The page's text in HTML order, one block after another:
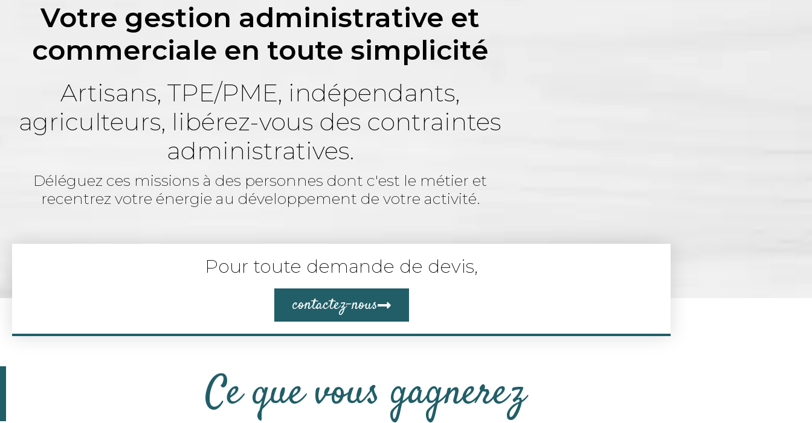
Votre gestion administrative et
commerciale en toute simplicité
Artisans, TPE/PME, indépendants,
agriculteurs, libérez-vous des contraintes
administratives.
Déléguez ces missions à des personnes dont c'est le métier et
recentrez votre énergie au développement de votre activité.
Pour toute demande de devis,
contactez-nous
Ce que vous gagnerez